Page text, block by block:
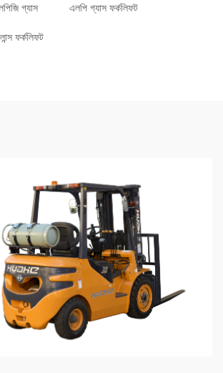
গ্যাস এলপি গ্যাস ফর্কলিফট
ফর্কলিফট